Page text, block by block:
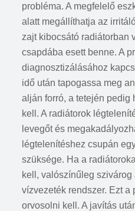
probléma. A megfelelő
alatt megállíthatja az
zajt kibocsátó radiátorban
csapdába esett benne. A
diagnosztizálásához
idő után tapogassa meg
alján forró, a tetején pedig
kell. A radiátorok
levegőt és
légtelenítéshez csupán
szüksége. Ha a
kell, valószínűleg szivárog
vízvezeték rendszer. Ezt
orvosolni kell. A javítás